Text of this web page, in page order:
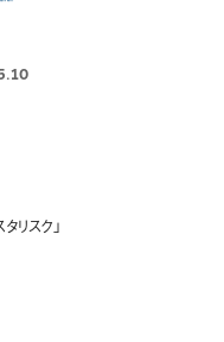
リスク」